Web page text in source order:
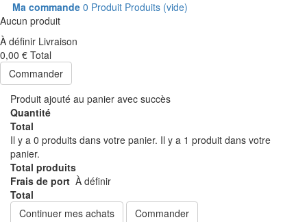
Ma commande 0 Produit Produits (vide)
Aucun produit
À définir Livraison
0,00 € Total
Commander
Produit ajouté au panier avec succès
Quantité
Total
Il y a 0 produits dans votre panier. Il y a 1 produit dans votre
panier.
Total produits
Frais de port À définir
Total
Continuer mes achats
Commander